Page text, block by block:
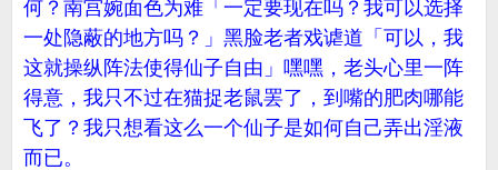
何？南宫婉面色为难「一定要现在吗？我可以选择
一处隐蔽的地方吗？」黑脸老者戏谑道「可以，我
这就操纵阵法使得仙子自由」嘿嘿，老头心里一阵
得意，我只不过在猫捉老鼠罢了，到嘴的肥肉哪能
飞了？我只想看这么一个仙子是如何自己弄出淫液
而已。